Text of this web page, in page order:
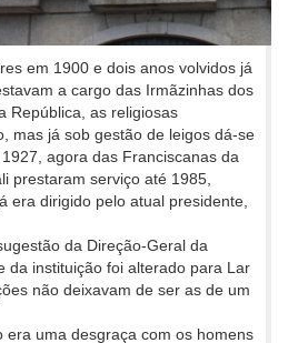
em 1900 e dois anos volvidos já
a cargo das Irmãzinhas dos
República, as religiosas
mas já sob gestão de leigos dá-se
agora das Franciscanas da
prestaram serviço até 1985,
era dirigido pelo atual presidente,
da Direção-Geral da
da instituição foi alterado para Lar
não deixavam de ser as de um
era uma desgraça com os homens